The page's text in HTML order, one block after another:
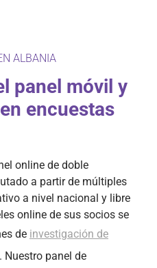
ALBANIA
panel móvil y
encuestas
online de doble
a partir de múltiples
a nivel nacional y libre
online de sus socios se
de investigación de
. Nuestro panel de